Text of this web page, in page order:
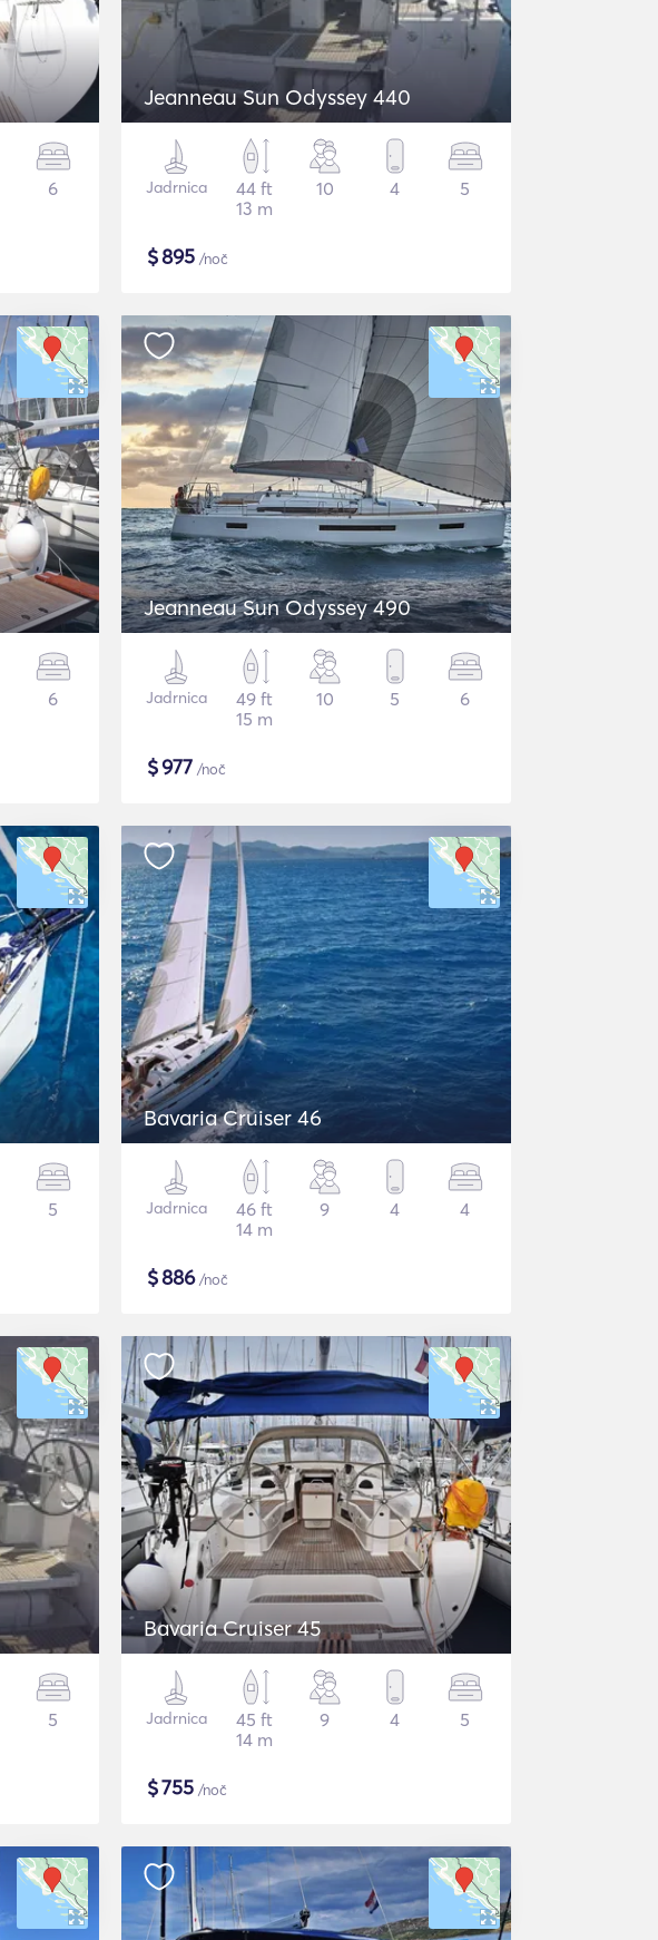
6
Jeanneau Sun Odyssey 440
Jadrnica
44 ft
13 m
10 4 5
$895 /noč
6
Jeanneau Sun Odyssey 490
Jadrnica
49 ft
15 m
10 5 6
$977 /noč
5
Bavaria Cruiser 46
Jadrnica
46 ft
14 m
9 4 4
$886/noč
5
Bavaria Cruiser 45
Jadrnica
45 ft
14 m
9 4 5
$755 /noč